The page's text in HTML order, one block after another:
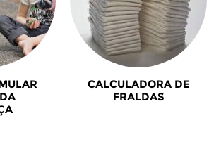
CALCULADORA DE
FRALDAS